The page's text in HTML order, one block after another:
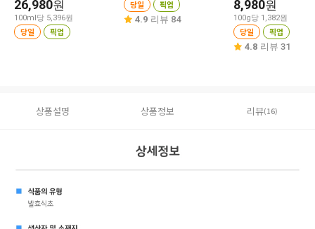
26,980원
100ml당 5,396원
당일 픽업
당일 픽업
4.9 리뷰 84
8,980원
100g당 1,382원
당일 픽업
4.8 리뷰 31
상품설명 상품정보 리뷰(16)